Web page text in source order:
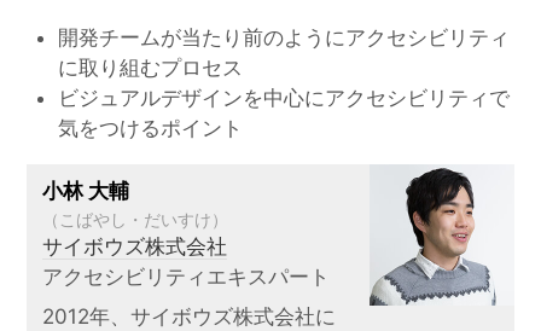
開発チームが当たり前のようにアクセシビリティ
に取り組むプロセス
ビジュアルデザインを中心にアクセシビリティで
気をつけるポイント
小林 大輔
（こばやし・だいすけ）
サイボウズ株式会社
アクセシビリティエキスパート
2012年、サイボウズ株式会社に